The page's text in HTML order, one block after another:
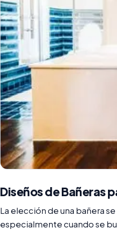
Diseños de Bañeras
La elección de una bañera
especialmente cuando se